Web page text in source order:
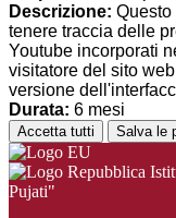
Descrizione: Questo
tenere traccia delle
Youtube incorporati
visitatore del sito
versione
Durata: 6 mesi
Accetta tutti Salva le
Pujati"